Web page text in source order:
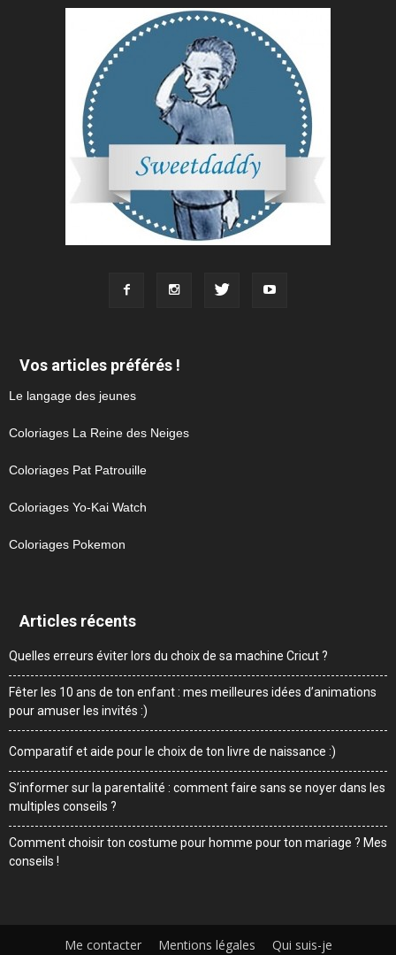
Vos articles préférés !
Le langage des jeunes
Coloriages La Reine des Neiges
Coloriages Pat Patrouille
Coloriages Yo-Kai Watch
Coloriages Pokemon
Articles récents
Quelles erreurs éviter lors du choix de sa machine Cricut ?
Fêter les 10 ans de ton enfant : mes meilleures idées d’animations
pour amuser les invités :)
Comparatif et aide pour le choix de ton livre de naissance :)
S’informer sur la parentalité : comment faire sans se noyer dans les
multiples conseils ?
Comment choisir ton costume pour homme pour ton mariage ? Mes
conseils !
Me contacter Mentions légales Qui suis-je